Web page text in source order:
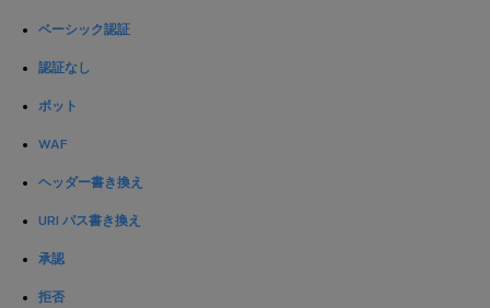
ベーシック認証
認証なし
ボット
WAF
ヘッダー書き換え
URI パス書き換え
承認
拒否